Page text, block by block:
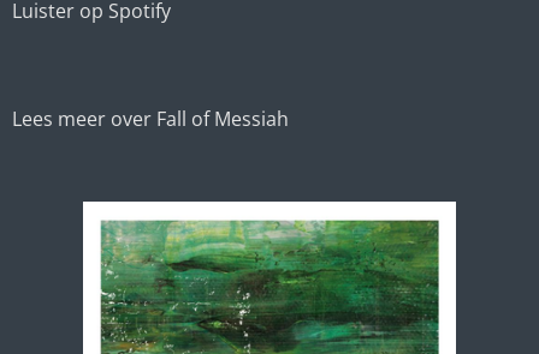
Luister op Spotify
Lees meer over Fall of Messiah